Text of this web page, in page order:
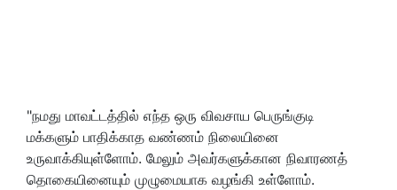
"நமது மாவட்டத்தில் எந்த ஒரு விவசாய பெருங்குடி
மக்களும் பாதிக்காத வண்ணம் நிலையினை
உருவாக்கியுள்ளோம். மேலும் அவர்களுக்கான நிவாரணத்
தொகையினையும் முழுமையாக வழங்கி உள்ளோம்.